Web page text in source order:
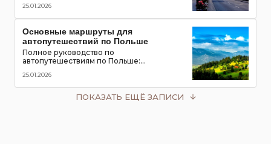
обязательное оборудование в
автомобиле и размеры штрафов для
25.01.2026
Основные маршруты для
автопутешествий по Польше
Полное руководство по
автопутешествиям по Польше:
достопримечательности, замки, горы и
озёра, советы для водителей
25.01.2026
ПОКАЗАТЬ ЕЩЁ ЗАПИСИ